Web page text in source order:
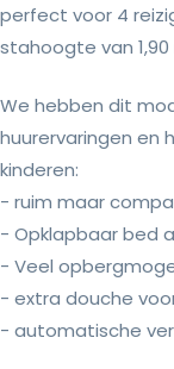
perfect voor 4
stahoogte van 1,90
We hebben dit
huurervaringen en
kinderen:
- ruim maar
- Opklapbaar bed
- Veel
- extra douche
- automatische